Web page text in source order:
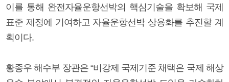
이를 통해 완전자율운항선박의 핵심기술을 확보해 국제
표준 제정에 기여하고 자율운항선박 상용화를 추진할 계
획이다.
황종우 해수부 장관은 “비강제 국제기준 채택은 국제 해상